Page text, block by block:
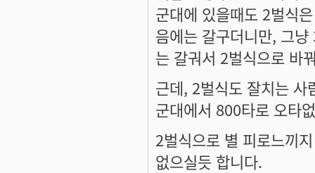
군대에 있을때도 2벌식
음에는 갈구더니만, 그
는 갈궈서 2벌식으로 바
근데, 2벌식도 잘치는 사
군대에서 800타로 오타
2벌식으로 별 피로느끼
없으실듯 합니다.